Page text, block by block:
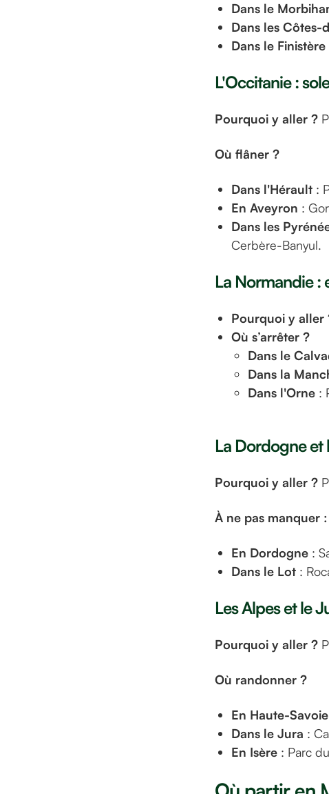
Dans le
Dans les Côtes-
Dans le Finistère
L'Occitanie :
Pourquoi y aller ?
Où flâner ?
Dans l'Hérault :
En Aveyron :
Dans les
Cerbère-Banyul.
La Normandie :
Pourquoi y aller
Où s’arrêter ?
Dans le
Dans la
Dans l'Orne :
La Dordogne et
Pourquoi y aller ?
À ne pas manquer :
En Dordogne :
Dans le Lot :
Les Alpes et le
Pourquoi y aller ?
Où randonner ?
En Haute-Savoie
Dans le Jura :
En Isère : Parc